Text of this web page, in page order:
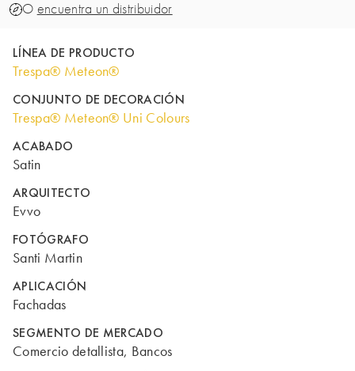
O encuentra un distribuidor
LÍNEA DE PRODUCTO
Trespa® Meteon®
CONJUNTO DE DECORACIÓN
Trespa® Meteon® Uni Colours
ACABADO
Satin
ARQUITECTO
Evvo
FOTÓGRAFO
Santi Martin
APLICACIÓN
Fachadas
SEGMENTO DE MERCADO
Comercio detallista, Bancos